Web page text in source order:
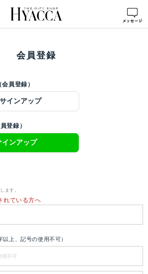
会員登録
会員登録
員登録）
インアップ
登録）
インアップ
ます。
れている方へ
以上、記号の使用不可）